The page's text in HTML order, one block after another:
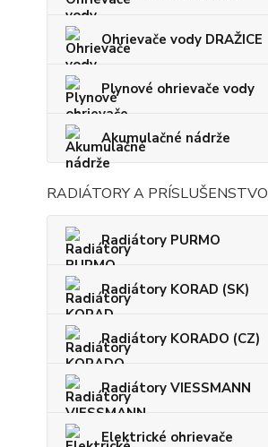
Ohrievače vody DRAŽICE
Plynové ohrievače vody
Akumulačné nádrže
RADIÁTORY A PRÍSLUŠENSTVO
Radiátory PURMO
Radiátory KORAD (SK)
Radiátory KORADO (CZ)
Radiátory VIESSMANN
Elektrické ohrievače